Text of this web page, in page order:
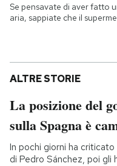
Se pensavate di aver fatto
aria, sappiate che il
ALTRE STORIE
La posizione del
sulla Spagna è
In pochi giorni ha
di Pedro Sánchez, poi gli